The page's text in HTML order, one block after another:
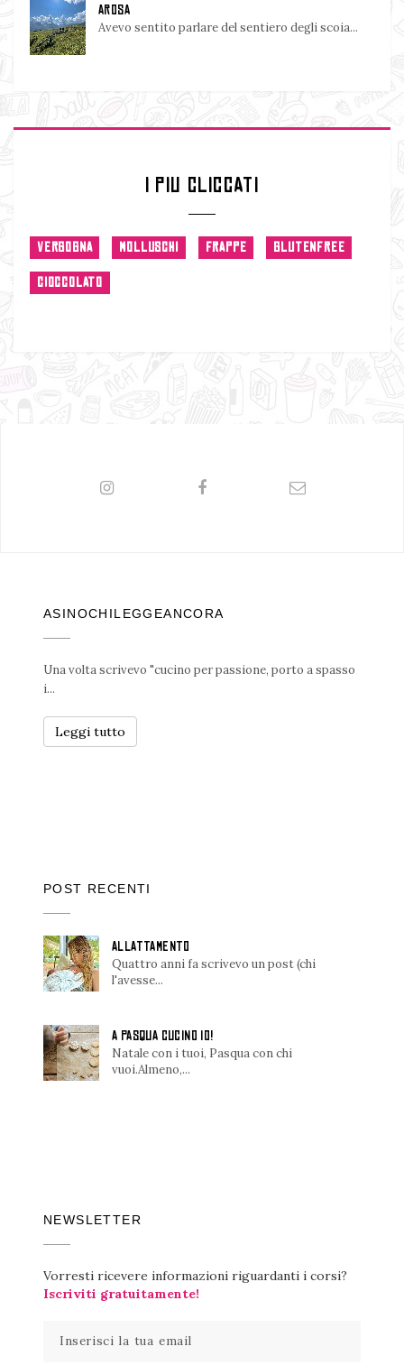
AROSA
Avevo sentito parlare del sentiero degli scoia...
I PIU CLICCATI
VERGOGNA MOLLUSCHI FRAPPE GLUTENFREE
CIOCCOLATO
ASINOCHILEGGEANCORA
Una volta scrivevo "cucino per passione, porto a spasso
i...
Leggi tutto
POST RECENTI
ALLATTAMENTO
Quattro anni fa scrivevo un post (chi
l'avesse...
A PASQUA CUCINO IO!
Natale con i tuoi, Pasqua con chi
vuoi.Almeno,...
NEWSLETTER
Vorresti ricevere informazioni riguardanti i corsi?
Iscriviti gratuitamente!